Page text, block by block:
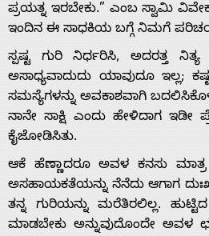
ಪ್ರಯತ್ನ ಇರಬೇಕು.” ಎಂಬ ಸ್ವಾಮಿ
ಇಂದಿನ ಈ ಸಾಧಕಿಯ ಬಗ್ಗೆ ನಿಮಗೆ
ಸ್ಪಷ್ಟ ಗುರಿ ನಿರ್ಧರಿಸಿ, ಅದರತ್ತ
ಅಸಾಧ್ಯವಾದುದು ಯಾವುದೂ ಇಲ್ಲ;
ಸಮಸ್ಯೆಗಳನ್ನು ಅವಕಾಶವಾಗಿ
ನಾನೇ ಸಾಕ್ಷಿ ಎಂದು ಹೇಳಿದಾಗ ಇಡೀ
ಕೈಜೋಡಿಸಿತು.
ಆಕೆ ಹೆಣ್ಣಾದರೂ ಅವಳ ಕನಸು ಮಾತ್ರ
ಅಸಹಾಯಕತೆಯನ್ನು ನೆನೆದು ಆಗಾಗ
ತನ್ನ ಗುರಿಯನ್ನು ಮರೆತಿರಲಿಲ್ಲ.
ಮಾಡಬೇಕು ಅನ್ನುವುದೊಂದೇ